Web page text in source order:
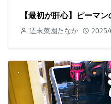
【最初が肝心】ピーマ
週末菜園たなか